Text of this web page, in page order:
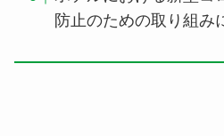
防止のための取り組み